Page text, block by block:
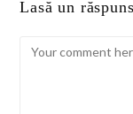
Lasă un răspuns